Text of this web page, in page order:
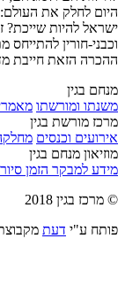
היום לחלק את
ישראל להיות שייכת?
וכבני-חורין
ההכרה הזאת חייבת
מנחם בגין
משנתו ומורשתו
מרכז מורשת בגין
אירועים וכנסים
מוזיאון מנחם בגין
מידע למבקר הזמן סיור
© מרכז בגין 2018
פותח ע"י דעת